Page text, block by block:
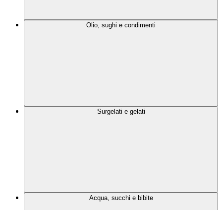
Olio, sughi e condimenti
Surgelati e gelati
Acqua, succhi e bibite